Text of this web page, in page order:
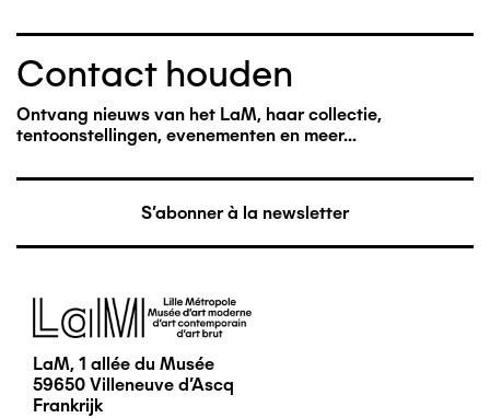
Contact houden
Ontvang nieuws van het LaM, haar collectie,
tentoonstellingen, evenementen en meer...
S'abonner à la newsletter
Afbeelding
LaM, 1 allée du Musée
59650 Villeneuve d'Ascq
Frankrijk